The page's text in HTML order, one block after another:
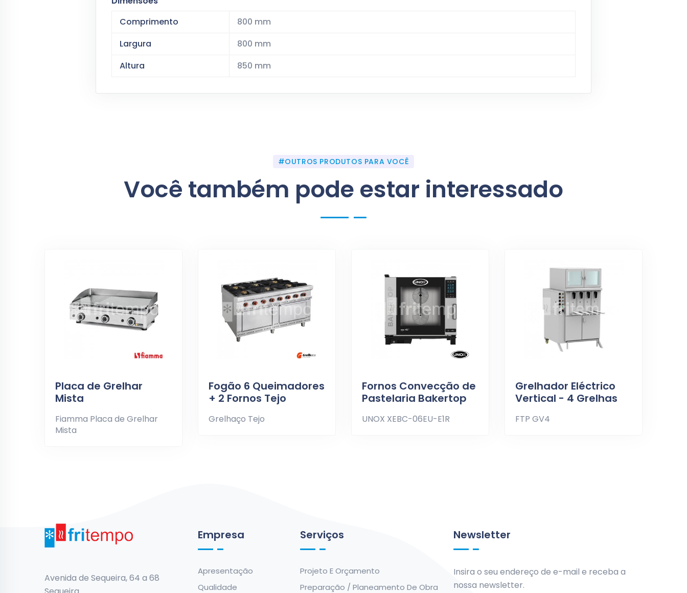
Comprimento
800 mm
Largura
800 mm
Altura
850 mm
#OUTROS PRODUTOS PARA VOCÊ
Você também pode estar interessado
Placa de Grelhar
Mista
Fiamma Placa de Grelhar
Mista
Fogão 6 Queimadores
+ 2 Fornos Tejo
Grelhaço Tejo
Fornos Convecção de
Pastelaria Bakertop
UNOX XEBC-06EU-E1R
Grelhador Eléctrico
Vertical - 4 Grelhas
FTP GV4
Avenida de Sequeira, 64 a 68
Empresa
Apresentação
Qualidade
Serviços
Projeto E Orçamento
Preparação / Planeamento De Obra
Newsletter
Insira o seu endereço de e-mail e receba a
nossa newsletter.